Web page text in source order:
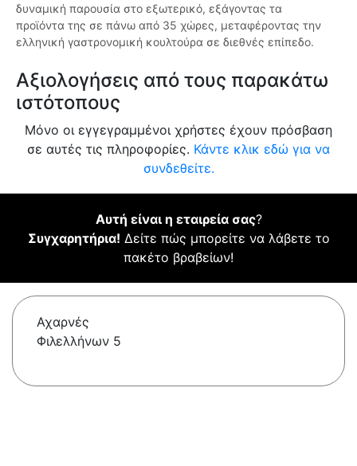
δυναμική παρουσία στο εξωτερικό, εξάγοντας τα
προϊόντα της σε πάνω από 35 χώρες, μεταφέροντας την
ελληνική γαστρονομική κουλτούρα σε διεθνές επίπεδο.
Αξιολογήσεις από τους παρακάτω
ιστότοπους
Μόνο οι εγγεγραμμένοι χρήστες έχουν πρόσβαση
σε αυτές τις πληροφορίες. Κάντε κλικ εδώ για να
συνδεθείτε.
Αυτή είναι η εταιρεία σας?
Συγχαρητήρια! Δείτε πώς μπορείτε να λάβετε το
πακέτο βραβείων!
Αχαρνές
Φιλελλήνων 5